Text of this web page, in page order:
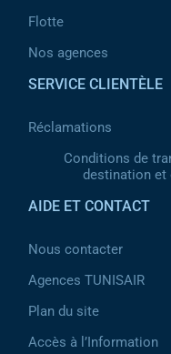
Flotte
Nos agences
SERVICE CLIENTÈLE
Réclamations
Conditions de
destination et
AIDE ET CONTACT
Nous contacter
Agences TUNISAIR
Plan du site
Accès à l’Information